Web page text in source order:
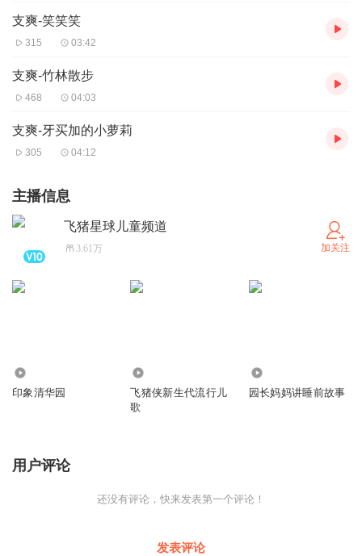
支爽-笑笑笑
315 03:42
支爽-竹林散步
468 04:03
支爽-牙买加的小萝莉
305 04:12
主播信息
飞猪星球儿童频道
3.61万 加关注
印象清华园
飞猪侠新生代流行儿
歌
园长妈妈讲睡前故事
用户评论
还没有评论，快来发表第一个评论！
发表评论